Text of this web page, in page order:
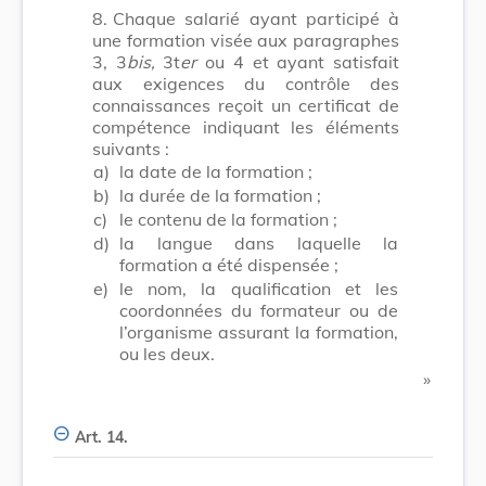
8. Chaque salarié ayant participé à
une formation visée aux paragraphes
3, 3bis, 3terou 4 et ayant satisfait
aux exigences du contrôle des
connaissances reçoit un certificat de
compétence indiquant les éléments
suivants :
a) la date de la formation ;
b) la durée de la formation ;
c)
le contenu de la formation ;
d) la langue dans laquelle la
formation a été dispensée ;
e) le nom, la qualification et les
coordonnées du formateur ou de
l’organisme assurant la formation,
ou les deux.
​ »
Art. 14.